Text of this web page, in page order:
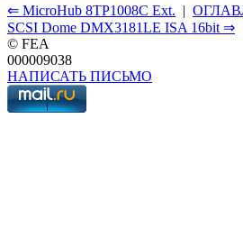
⇐ MicroHub 8TP1008C Ext. |
SCSI Dome DMX3181LE ISA 16bit ⇒
© FEA
000009038
НАПИСАТЬ ПИСЬМО